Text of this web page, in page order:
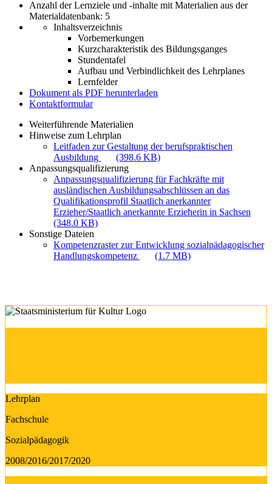
Anzahl der Lernziele und -inhalte mit Materialien aus der
Materialdatenbank: 5
Inhaltsverzeichnis
Vorbemerkungen
Kurzcharakteristik des Bildungsganges
Stundentafel
Aufbau und Verbindlichkeit des Lehrplanes
Lernfelder
Dokument als PDF herunterladen
Kontaktformular
Weiterführende Materialien
Hinweise zum Lehrplan
Leitfaden zur Gestaltung der berufspraktischen
Ausbildung
(398.6 KB)
Anpassungsqualifizierung
Anpassungsqualifizierung für Fachkräfte mit
ausländischen Ausbildungsabschlüssen an das
Qualifikationsprofil Staatlich anerkannter
Erzieher/Staatlich anerkannte Erzieherin in Sachsen
(348.0 KB)
Sonstige Dateien
Kompetenzraster zur Entwicklung sozialpädagogischer
Handlungskompetenz
(1.7 MB)
Lehrplan
Fachschule
Sozialpädagogik
2008/2016/2017/2020